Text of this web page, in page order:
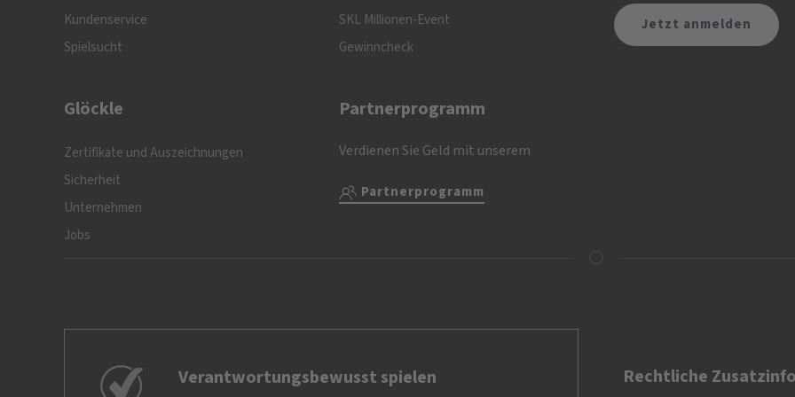
Kundenservice
Spielsucht
Glöckle
Zertifikate und Auszeichnungen
Sicherheit
Unternehmen
Jobs
SKL Millionen-Event
Gewinncheck
Partnerprogramm
Verdienen Sie Geld mit unserem
Partnerprogramm
Verantwortungsbewusst spielen Rechtliche